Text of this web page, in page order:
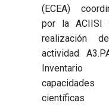
(ECEA)
por la ACIISI
realización
actividad
capacidades